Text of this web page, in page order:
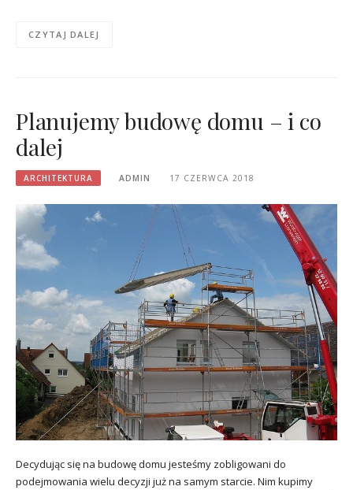
CZYTAJ DALEJ
Planujemy budowę domu – i co
dalej
ARCHITEKTURA ADMIN 17 CZERWCA 2018
Decydując się na budowę domu jesteśmy zobligowani do
podejmowania wielu decyzji już na samym starcie. Nim kupimy